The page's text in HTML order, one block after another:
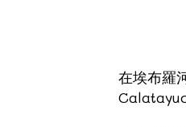
在埃布羅